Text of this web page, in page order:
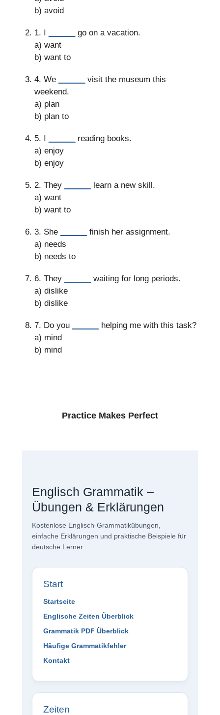
b) avoid
1. I
go on a vacation.
a) want
b) want to
4. We
visit the museum this
weekend.
a) plan
b) plan to
5. I
reading books.
a) enjoy
b) enjoy
2. They
learn a new skill.
a) want
b) want to
3. She
finish her assignment.
a) needs
b) needs to
6. They
waiting for long periods.
a) dislike
b) dislike
7. Do you
helping me with this task?
a) mind
b) mind
Practice Makes Perfect
Englisch Grammatik –
Übungen & Erklärungen
Kostenlose Englisch-Grammatikübungen,
einfache Erklärungen und praktische Beispiele für
deutsche Lerner.
Start
Startseite
Englische Zeiten Überblick
Grammatik PDF Überblick
Häufige Grammatikfehler
Kontakt
Zeiten